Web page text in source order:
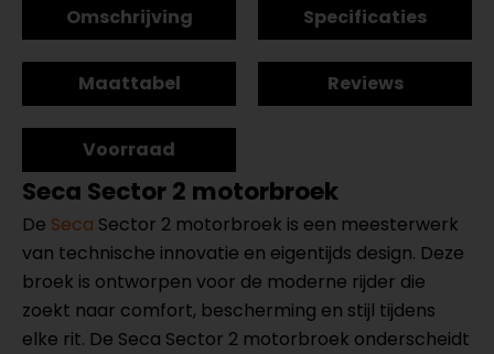
Omschrijving Specificaties
Maattabel Reviews
Voorraad
Seca Sector 2 motorbroek
De Seca Sector 2 motorbroek is een meesterwerk
van technische innovatie en eigentijds design. Deze
broek is ontworpen voor de moderne rijder die
zoekt naar comfort, bescherming en stijl tijdens
elke rit. De Seca Sector 2 motorbroek onderscheidt